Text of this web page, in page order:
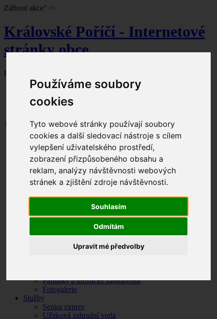
Používáme soubory
cookies
Tyto webové stránky používají soubory
cookies a další sledovací nástroje s cílem
vylepšení uživatelského prostředí,
zobrazení přizpůsobeného obsahu a
reklam, analýzy návštěvnosti webových
stránek a zjištění zdroje návštěvnosti.
Souhlasím
Odmítám
Upravit mé předvolby
Zářiové akce" />
Královské Poříčí - Internetové
stránky obce
Dnes je
Aktuální dění
Obecní úřad
Úřední hodiny
Kontakty
Zastupitelstvo
Seznam čerpaných dotací
Formuláře ke stažení
Povinné informace
Odpadové hospodářství
Zpravodaj
Krizové situace
Památky a turistické zajímavosti
Fotogalerie
Služby
Senior expres
Užitková zahradní voda